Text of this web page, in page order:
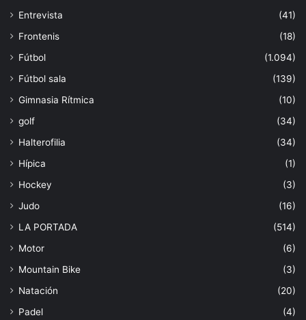
Entrevista
(41)
Frontenis
(18)
Fútbol
(1.094)
Fútbol sala
(139)
Gimnasia Rítmica
(10)
golf
(34)
Halterofilia
(34)
Hípica
(1)
Hockey
(3)
Judo
(16)
LA PORTADA
(514)
Motor
(6)
Mountain Bike
(3)
Natación
(20)
Padel
(4)